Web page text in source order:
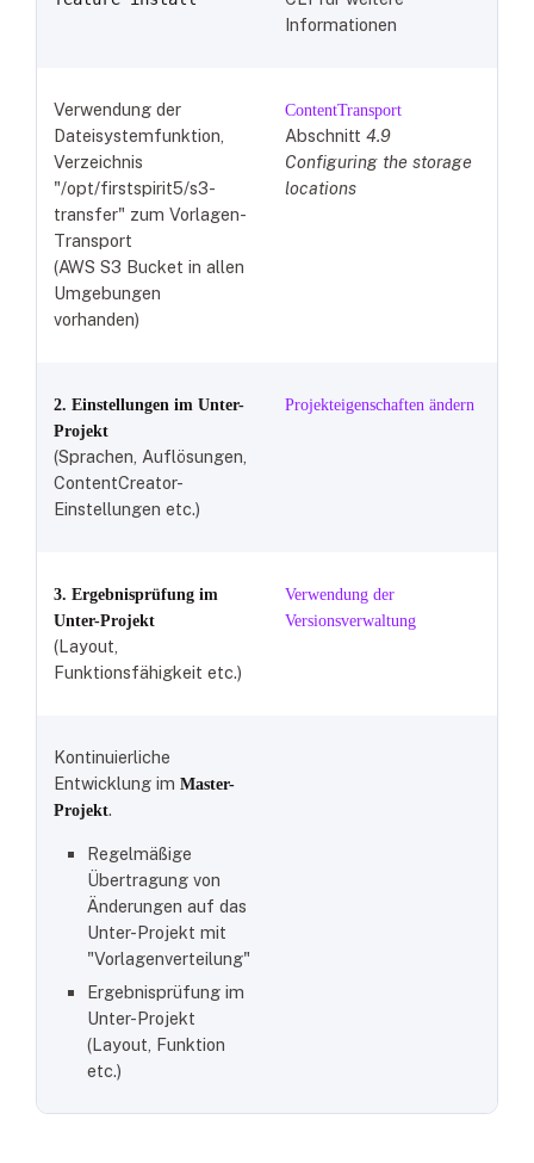
Informationen
Verwendung der
Dateisystemfunktion,
Verzeichnis
"/opt/firstspirit5/s3-
transfer" zum Vorlagen-
Transport
(AWS S3 Bucket in allen
Umgebungen
vorhanden)
ContentTransport
Abschnitt4.9
Configuring the storage
locations
2. Einstellungen im Unter-
Projekt
(Sprachen, Auflösungen,
ContentCreator-
Einstellungen etc.)
Projekteigenschaften ändern
3. Ergebnisprüfung im
Unter-Projekt
(Layout,
Funktionsfähigkeit etc.)
Verwendung der
Versionsverwaltung
Kontinuierliche
Entwicklung imMaster-
Projekt.
Regelmäßige
Übertragung von
Änderungen auf das
Unter-Projekt mit
"Vorlagenverteilung"
Ergebnisprüfung im
Unter-Projekt
(Layout, Funktion
etc.)